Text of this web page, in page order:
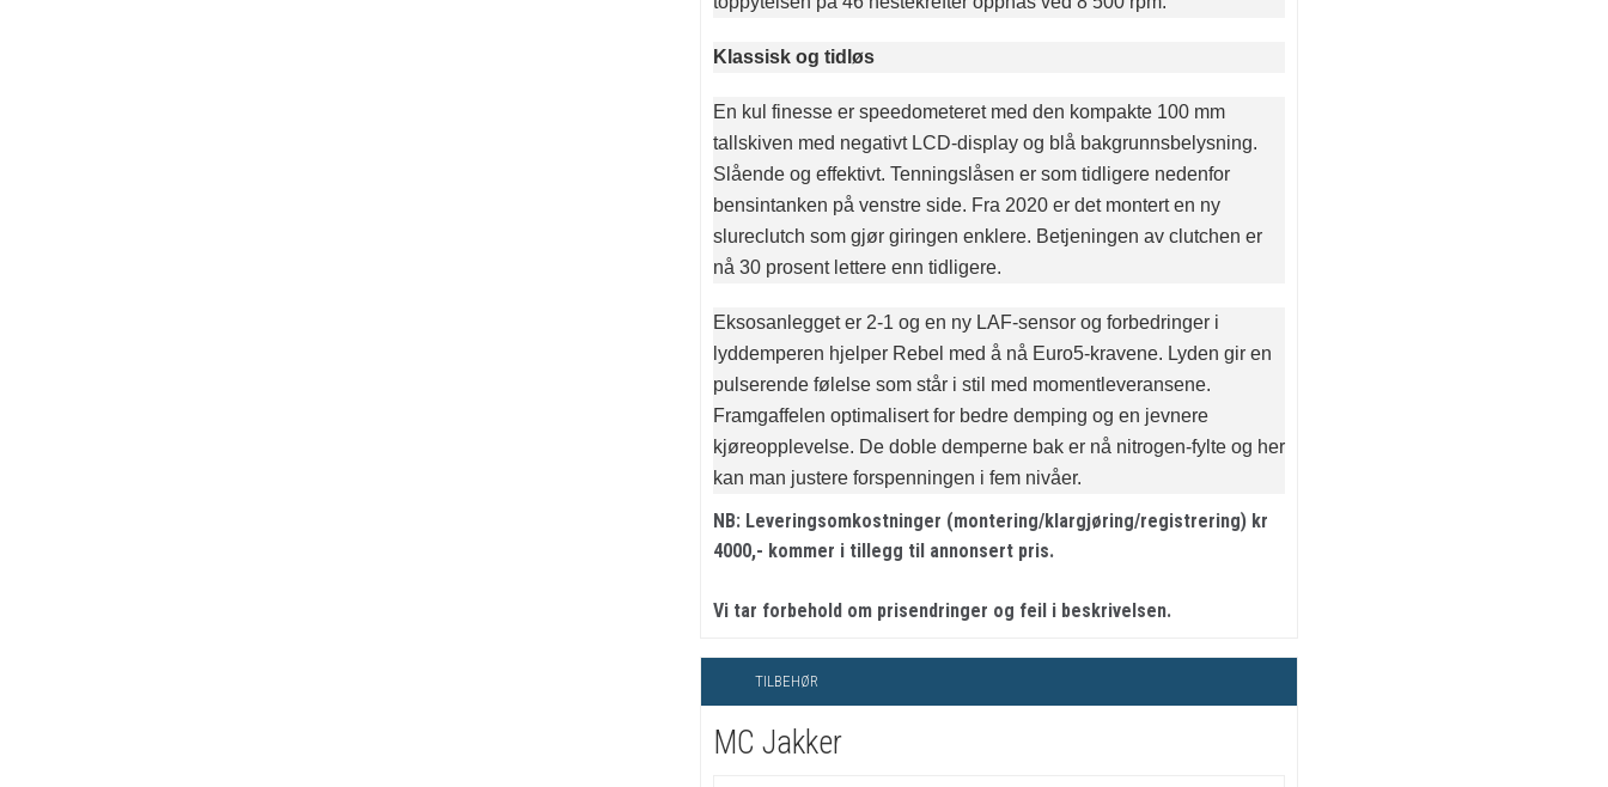
Klassisk og tidløs
En kul finesse er speedometeret med den kompakte 100 mm
tallskiven med negativt LCD-display og blå bakgrunnsbelysning.
Slående og effektivt. Tenningslåsen er som tidligere nedenfor
bensintanken på venstre side. Fra 2020 er det montert en ny
slureclutch som gjør giringen enklere. Betjeningen av clutchen er
nå 30 prosent lettere enn tidligere.
Eksosanlegget er 2-1 og en ny LAF-sensor og forbedringer i
lyddemperen hjelper Rebel med å nå Euro5-kravene. Lyden gir en
pulserende følelse som står i stil med momentleveransene.
Framgaffelen optimalisert for bedre demping og en jevnere
kjøreopplevelse. De doble demperne bak er nå nitrogen-fylte og her
kan man justere forspenningen i fem nivåer.
NB: Leveringsomkostninger (montering/klargjøring/registrering) kr
4000,- kommer i tillegg til annonsert pris.
Vi tar forbehold om prisendringer og feil i beskrivelsen.
TILBEHØR
MC Jakker